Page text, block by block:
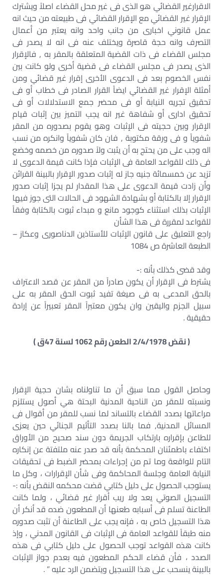
الاقرارغير القضائي هو الذى فى غير محل القضاء اصلاً ويشترك
الإقرار غير القضائي مع الإقرار القضائي فى طبيعته من حيث انه
عمل قانوني اخبارى من جانب واحد وانه يعتبر من أعمال
التصرف وانه حجة قاصرة ويختلف عنه فى انه لا يصدر فى
مجلس القضاء فى ذات القضية المتعلقة بالمقر به , فالإقرار
الذى يصدر فى مجلس القضاء فى قضية أخرى ولو كانت بين
نفس الخصوم بعد فى الدعوى الأخرى إقرار غير قضائي ومن
أمثلة الإقرار غير القضائي ايضاً القرار الصادر فى خطاب أو فى
تحقيق تجريه النيابة أو فى محضر جمع الاستدلالات أو فى
تحقيق ادارى أو شفاهة غير انه يجب التميز بين إثبات قيام
الإقرار وبين حجيته فى الإثبات وهو يقوم بصدوره من المقر
شفوياً و فى ورقة مكتوبة , فان كان شفوياً وانكره من نسب
اله وجب على من يحتج به أن يثبت ولاً صدوره من خصمه وخضع
فى ذلك للقواعد العامة فى الإثبات فإذا كانت قيمة الدعوى لا
تزيد عن خمسمائة جنيه جاز له إثبات صدور الإقرار بالبينة القرائن
وأن زادت قيمة الدعوى على هذا المقدار لم يجزا إثبات صدور
الإقرار إلا بالكتابة أو بشهادة الشهود فى الحالات التى جوز فيها
الإثبات بذلك استثناء كوجود مانع و مبداء ثبوت بالكتابة وفقاً
للقواعد لمقررة فى هذا الشأن
راجع التعليق على قانون الإثبات للأستاذين الدناصورى وعكاز –
الطبعة العاشرة ص 1084
وقد قضى كذلك بأنه :-
يشترط فى الإقرار أن يكون صادراً من المقر عن قصد الاعتراف
بالحق المدعى به فى صيغة تفيد ثبوت الحق المقر به على
سبيل الجزم واليقين وان يكون معتبراً المقر تعبيراً عن إرادة
حقيقية .
( نقض 2/4/1978 الطعن رقم 1062 لسنة 47ق )
وحاصل القول مما سبق أن ما تناولناه بشان حجية الإقرار
ونسبته للمقر من الناحية المدنية البحتة هي أصول يستلزم
مراعاتها بصدد القضاء بالتساند لما نسب للمقر من أقوال فى
المسائل المدنية, فما بالنا بصدد التأثيم الجنائي حين يعزى
للطاعن بإقراره بارتكاب الجريمة دون سند صحيح من الأوراق
اكتفاء باطمئنان المحكمة بأنه قد صدر عنه ملتفتة عن إنكاره
التام للواقعة وما تم من إجراءات بمحضر الضبط فى تحقيقات
النيابة العامة وجلسة المحاكمة وفى شأن الإقرارات ، وكل ما
يستوجب الحصول على دليل كتابي قضت محكمه النقض بأنه :-
التسجيل الصوتي يعد ولا ريب أقرار غير قضائي ، ولما كانت
الطاعنة تسلم فى أسبابه طعنها أن المطعون ضده قد أنكر أن
هذا التسجيل خاص به ، فإنه يجب على الطاعنة أن تثبت صدوره
منه طبقاً للقواعد العامة فى الإثبات فى القانون المدني ، وإذ
كانت هذه القواعد توجب الحصول على دليل كتابي فى هذه
الصدد ، فأن قضاء الحكم المطعون فيه بعدم جواز الإثبات
بالبينة ينسحب على هذا التسجيل ويتضمن الرد عليه ” .